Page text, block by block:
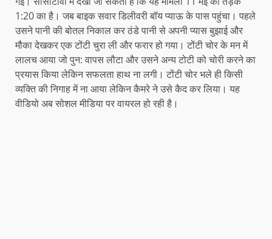
1:20 का है। जब बाइक सवार डिलीवरी बॉय प्याऊ के पास पहुंचा। पहले
उसने पानी की बोतल निकाल कर ठंडे पानी से अपनी प्यास बुझाई और
मौका देखकर एक टोंटी चुरा ली और फरार हो गया। टोंटी चोर के मन में
लालच आया जो पुन: वापस लौटा और उसने अन्य टोटी को चोरी करने का
प्रयास किया लेकिन सफलता हाथ ना लगी। टोंटी चोर भले ही किसी
व्यक्ति की निगाह में ना आया लेकिन कैमरे ने उसे कैद कर लिया। यह
वीडियो अब सोशल मीडिया पर वायरल हो रही है।